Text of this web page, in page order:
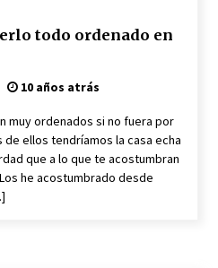
todo ordenado en
10 años atrás
muy ordenados si no fuera por
ellos tendríamos la casa echa
que a lo que te acostumbran
he acostumbrado desde